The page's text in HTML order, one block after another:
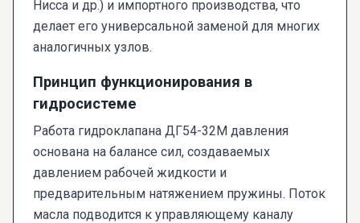
Нисса и др.) и импортного производства, что
делает его универсальной заменой для многих
аналогичных узлов.
Принцип функционирования в
гидросистеме
Работа гидроклапана ДГ54-32М давления
основана на балансе сил, создаваемых
давлением рабочей жидкости и
предварительным натяжением пружины. Поток
масла подводится к управляющему каналу